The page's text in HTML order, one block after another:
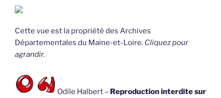
Cette vue est la propriété des Archives
Départementales du Maine-et-Loire. Cliquez pour
agrandir.
Odile Halbert – Reproduction interdite sur